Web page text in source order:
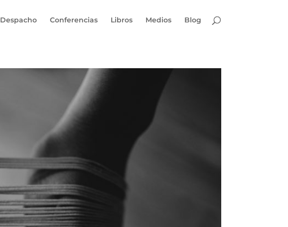
Despacho Conferencias Libros Medios Blog